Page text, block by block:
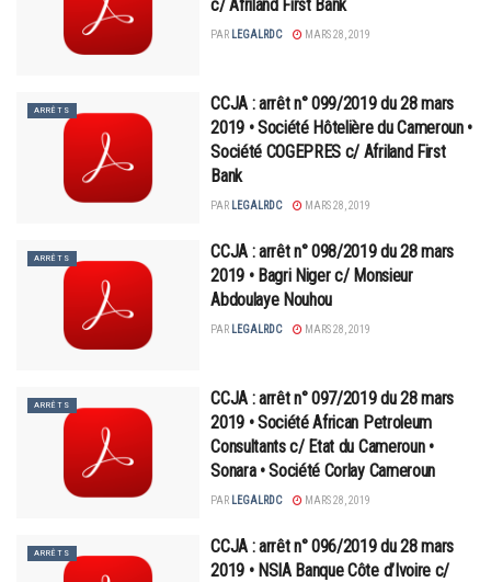
c/ Afriland First Bank
PAR LEGALRDC MARS 28, 2019
ARRÊTS
CCJA : arrêt n° 099/2019 du 28 mars
2019 • Société Hôtelière du Cameroun •
Société COGEPRES c/ Afriland First
Bank
PAR LEGALRDC MARS 28, 2019
ARRÊTS
CCJA : arrêt n° 098/2019 du 28 mars
2019 • Bagri Niger c/ Monsieur
Abdoulaye Nouhou
PAR LEGALRDC MARS 28, 2019
ARRÊTS
CCJA : arrêt n° 097/2019 du 28 mars
2019 • Société African Petroleum
Consultants c/ Etat du Cameroun •
Sonara • Société Corlay Cameroun
PAR LEGALRDC MARS 28, 2019
ARRÊTS
CCJA : arrêt n° 096/2019 du 28 mars
2019 • NSIA Banque Côte d’Ivoire c/